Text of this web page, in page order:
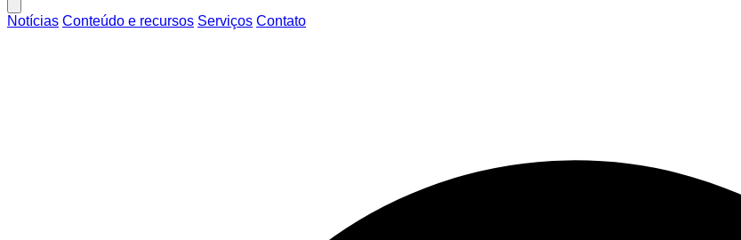
Notícias Conteúdo e recursos Serviços Contato